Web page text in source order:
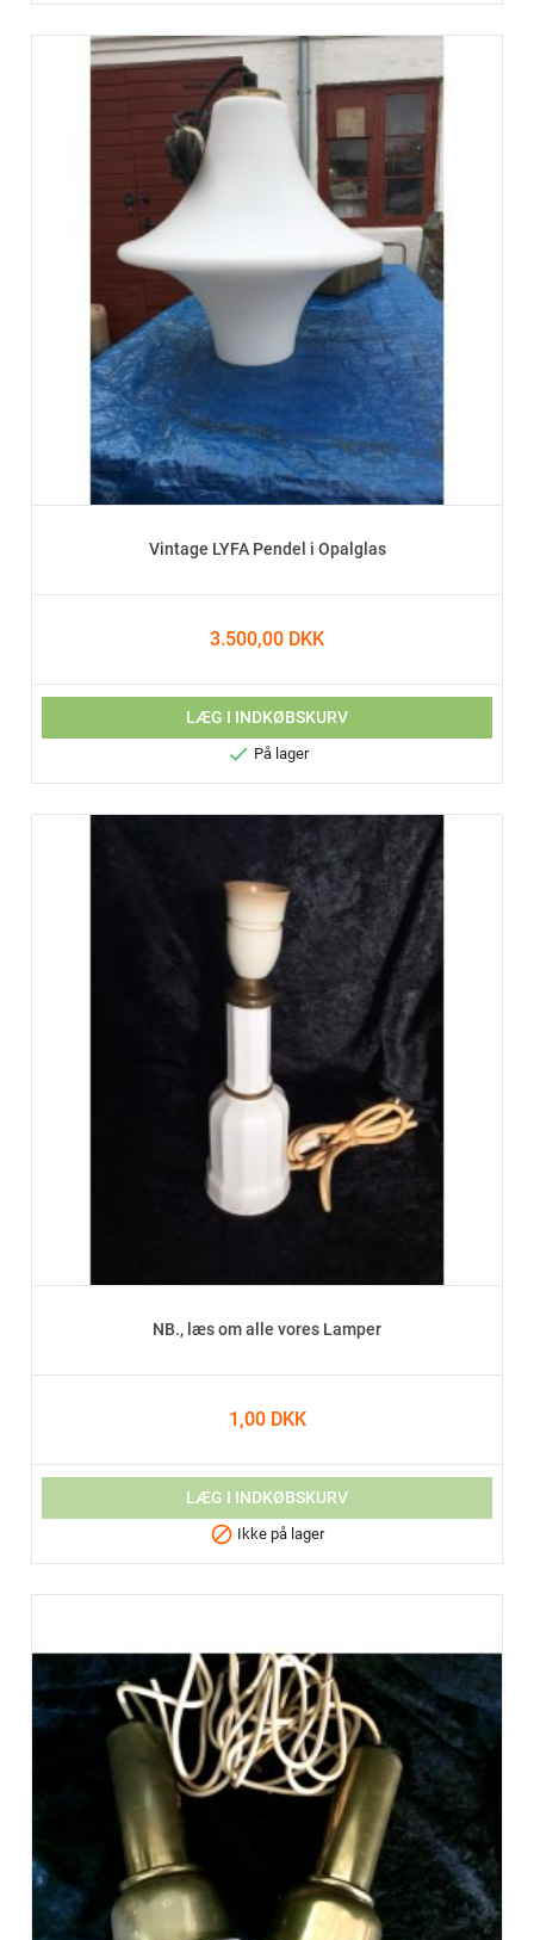
Vintage LYFA Pendel i Opalglas
3.500,00 DKK
LÆG I INDKØBSKURV
 På lager
NB., læs om alle vores Lamper
1,00 DKK
LÆG I INDKØBSKURV
 Ikke på lager